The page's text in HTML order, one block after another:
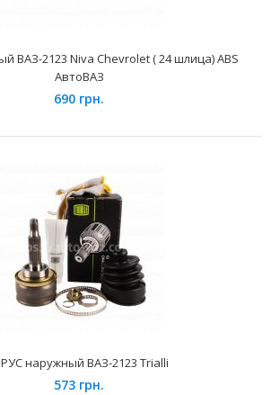
наружный ВАЗ 2121 Trialli
автомобилях семейства ВАЗ 2121, 21213,
21214 Нива и их модификаций...
ВАЗ-2123 Niva Chevrolet ( 24 шлица) ABS
АвтоВАЗ
690 грн.
наружный ВАЗ-2123 Trialli
573 грн.